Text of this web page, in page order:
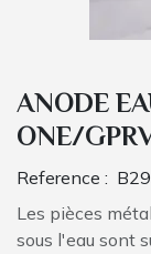
ANODE
ONE/
Reference :
Les pièces
sous l'eau sont